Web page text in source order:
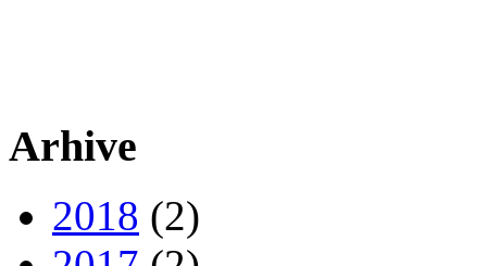
Arhive
2018 (2)